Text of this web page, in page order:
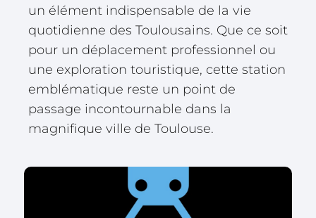
un élément indispensable de la vie
quotidienne des Toulousains. Que ce soit
pour un déplacement professionnel ou
une exploration touristique, cette station
emblématique reste un point de
passage incontournable dans la
magnifique ville de Toulouse.